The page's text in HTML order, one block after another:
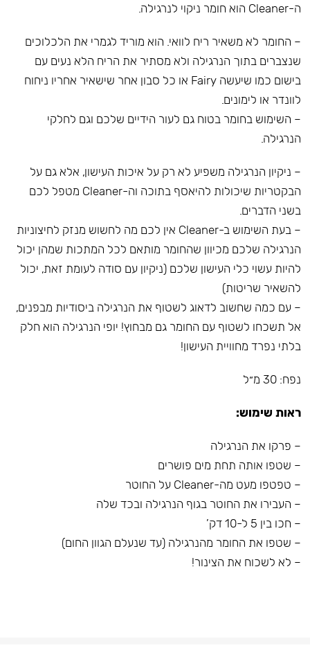
ה-Cleaner הוא חומר ניקוי לנרגילה.
– החומר לא משאיר ריח לוואי. הוא מוריד לגמרי את הלכלוכים
שנצברים בתוך הנרגילה ולא מסתיר את הריח הלא נעים עם
בישום כמו שיעשה Fairy או כל סבון אחר שישאיר אחריו ניחוח
לוונדר או לימונים.
– השימוש בחומר בטוח גם לעור הידיים שלכם וגם לחלקי
הנרגילה.
– ניקיון הנרגילה משפיע לא רק על איכות העישון, אלא גם על
הבקטריות שיכולות להיאסף בתוכה וה-Cleaner מטפל לכם
בשני הדברים.
– בעת השימוש ב-Cleaner אין לכם מה לחשוש מנזק לחיצוניות
הנרגילה שלכם מכיוון שהחומר מותאם לכל המתכות שמהן יכול
להיות עשוי כלי העישון שלכם (ניקיון עם סודה לעומת זאת, יכול
להשאיר שריטות)
– עם כמה שחשוב לדאוג לשטוף את הנרגילה ביסודיות מבפנים,
אל תשכחו לשטוף עם החומר גם מבחוץ! יופי הנרגילה הוא חלק
בלתי נפרד מחוויית העישון!
נפח: 30 מ״ל
ראות שימוש:
– פרקו את הנרגילה
– שטפו אותה תחת מים פושרים
– טפטפו מעט מה-Cleaner על החוטר
– העבירו את החוטר בגוף הנרגילה ובכד שלה
– חכו בין 5 ל-10 דק’
– שטפו את החומר מהנרגילה (עד שנעלם הגוון החום)
– לא לשכוח את הצינור!